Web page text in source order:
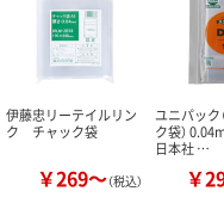
伊藤忠リーテイルリン
ク チャック袋
￥269～（税込）
ユニパック
ク袋）
日本社 …
￥